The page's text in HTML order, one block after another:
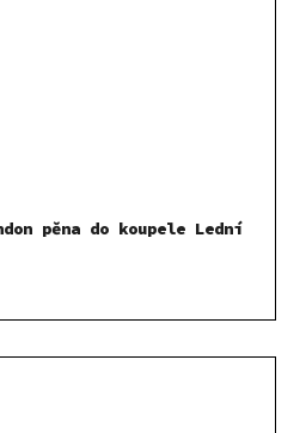
pěna do koupele Lední